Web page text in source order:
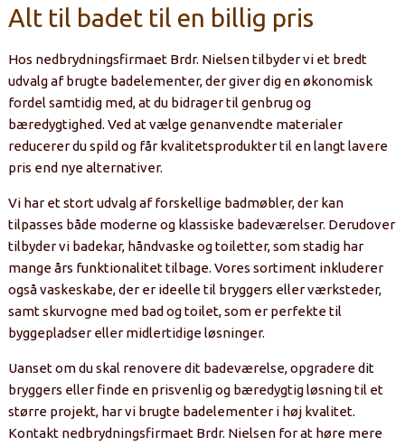
Alt til badet til en billig pris
Hos nedbrydningsfirmaet Brdr. Nielsen tilbyder vi et bredt
udvalg af brugte badelementer, der giver dig en økonomisk
fordel samtidig med, at du bidrager til genbrug og
bæredygtighed. Ved at vælge genanvendte materialer
reducerer du spild og får kvalitetsprodukter til en langt lavere
pris end nye alternativer.
Vi har et stort udvalg af forskellige badmøbler, der kan
tilpasses både moderne og klassiske badeværelser. Derudover
tilbyder vi badekar, håndvaske og toiletter, som stadig har
mange års funktionalitet tilbage. Vores sortiment inkluderer
også vaskeskabe, der er ideelle til bryggers eller værksteder,
samt skurvogne med bad og toilet, som er perfekte til
byggepladser eller midlertidige løsninger.
Uanset om du skal renovere dit badeværelse, opgradere dit
bryggers eller finde en prisvenlig og bæredygtig løsning til et
større projekt, har vi brugte badelementer i høj kvalitet.
Kontakt nedbrydningsfirmaet Brdr. Nielsen for at høre mere